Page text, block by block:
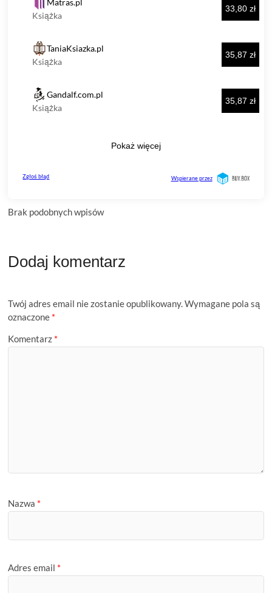
Brak podobnych wpisów
Dodaj komentarz
Twój adres email nie zostanie opublikowany.Wymagane pola są
oznaczone *
Komentarz *
Nazwa *
Adres email *